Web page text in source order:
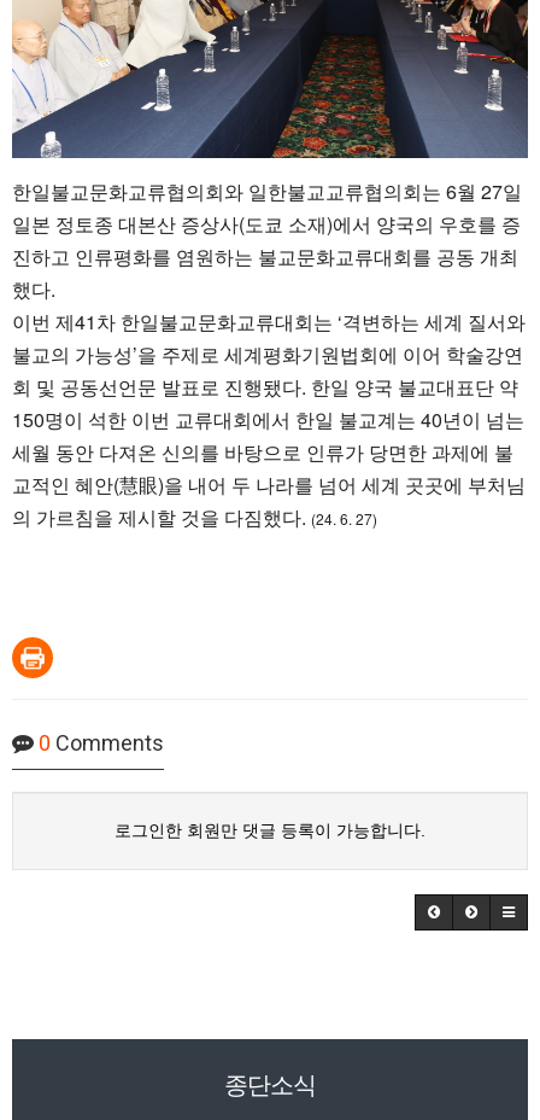
한일불교문화교류협의회와 일한불교교류협의회는 6월 27일
일본 정토종 대본산 증상사(도쿄 소재)에서 양국의 우호를 증
진하고 인류평화를 염원하는 불교문화교류대회를 공동 개최
했다.
이번 제41차 한일불교문화교류대회는 ‘격변하는 세계 질서와
불교의 가능성’을 주제로 세계평화기원법회에 이어 학술강연
회 및 공동선언문 발표로 진행됐다. 한일 양국 불교대표단 약
150명이 석한 이번 교류대회에서 한일 불교계는 40년이 넘는
세월 동안 다져온 신의를 바탕으로 인류가 당면한 과제에 불
교적인 혜안(慧眼)을 내어 두 나라를 넘어 세계 곳곳에 부처님
의 가르침을 제시할 것을 다짐했다. (24. 6. 27)
0 Comments
로그인한 회원만 댓글 등록이 가능합니다.
종단소식